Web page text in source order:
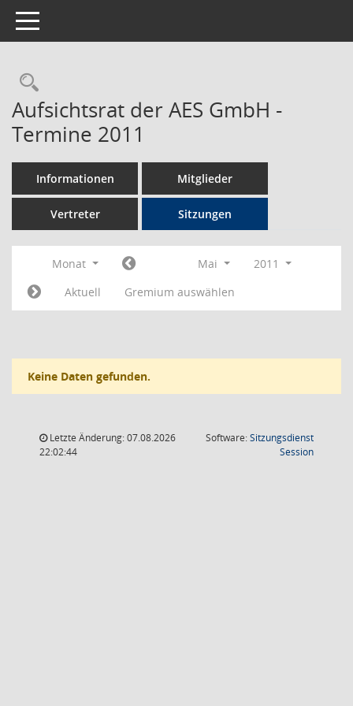
Toggle navigation
Rechercheauswahl
Aufsichtsrat der AES GmbH -
Termine 2011
Informationen Mitglieder
Vertreter Sitzungen
Monat Mai
2011
Aktuell
Gremium auswählen
Keine Daten gefunden.
Letzte Änderung: 07.08.2026
22:02:44
Software:Sitzungsdienst
Session(Wird in